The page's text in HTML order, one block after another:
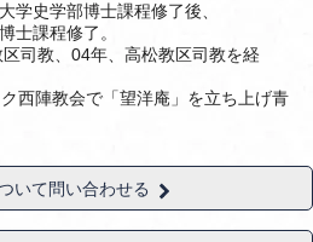
学史学部博士課程修了後、
士課程修了。
司教、04年、高松教区司教を経
西陣教会で「望洋庵」を立ち上げ青
いて問い合わせる